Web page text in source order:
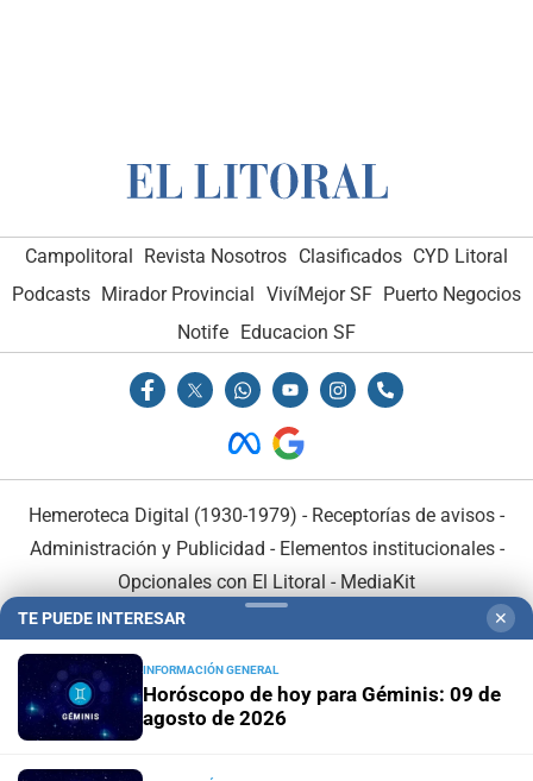
Campolitoral Revista Nosotros Clasificados CYD Litoral
Podcasts Mirador Provincial VivíMejor SF Puerto Negocios
Notife Educacion SF
Hemeroteca Digital (1930-1979) - Receptorías de avisos -
Administración y Publicidad - Elementos institucionales-
Opcionales con El Litoral - MediaKit
TE PUEDE INTERESAR ✕
INFORMACIÓN GENERAL
Horóscopo de hoy para Géminis: 09 de
agosto de 2026